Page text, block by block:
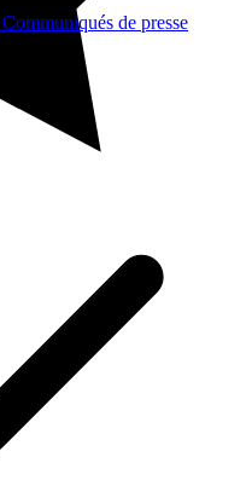
Communiqués de presse